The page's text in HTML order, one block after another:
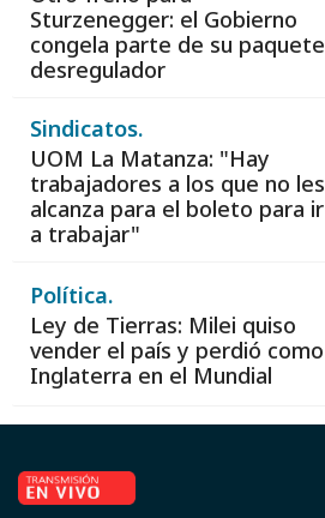
Sturzenegger: el Gobierno
congela parte de su paquete
desregulador
Sindicatos.
UOM La Matanza: "Hay
trabajadores a los que no les
alcanza para el boleto para ir
a trabajar"
Política.
Ley de Tierras: Milei quiso
vender el país y perdió como
Inglaterra en el Mundial